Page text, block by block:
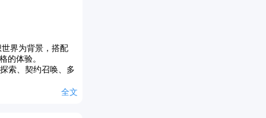
界为背景，搭配
的体验。
索、契约召唤、多
全文